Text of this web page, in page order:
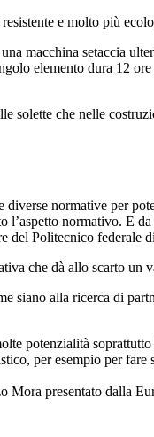
e molto più
macchina setaccia
elemento dura 12
solette che nelle
normative per
l’aspetto normativo. E
del Politecnico federale
che dà allo scarto un
siano alla ricerca di
potenzialità
per esempio per
Mora presentato dalla